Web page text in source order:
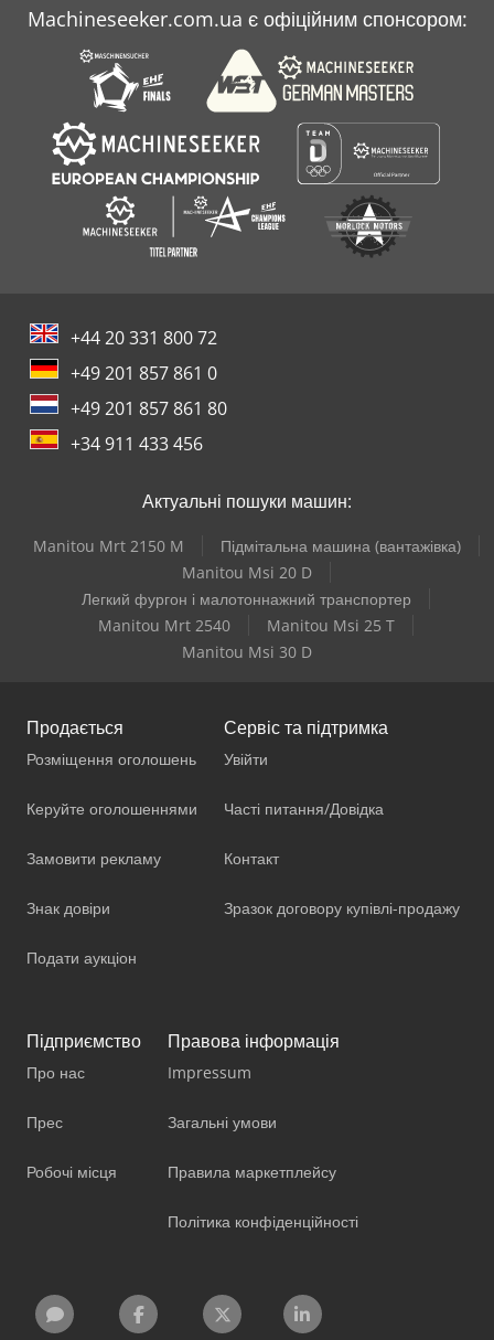
Machineseeker.com.ua є офіційним спонсором:
+44 20 331 800 72
+49 201 857 861 0
+49 201 857 861 80
+34 911 433 456
Актуальні пошуки машин:
Manitou Mrt 2150 M
Підмітальна машина (вантажівка)
Manitou Msi 20 D
Легкий фургон і малотоннажний транспортер
Manitou Mrt 2540
Manitou Msi 25 T
Manitou Msi 30 D
Продається
Розміщення оголошень
Керуйте оголошеннями
Замовити рекламу
Знак довіри
Подати аукціон
Сервіс та підтримка
Увійти
Часті питання/Довідка
Контакт
Зразок договору купівлі-продажу
Підприємство
Про нас
Прес
Робочі місця
Правова інформація
Impressum
Загальні умови
Правила маркетплейсу
Політика конфіденційності